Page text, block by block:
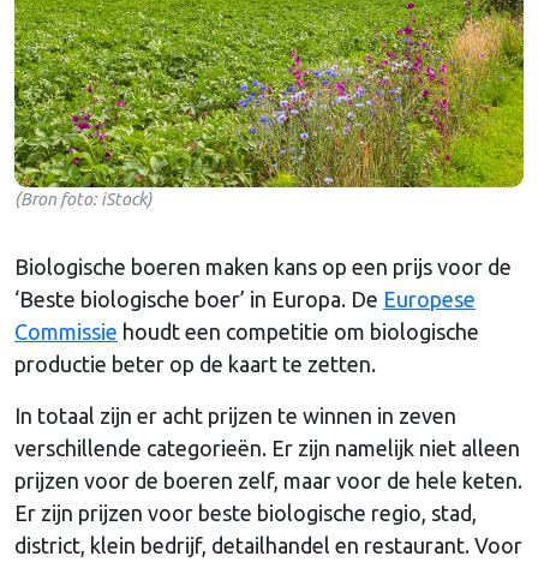
(Bron foto: iStock)
Biologische boeren maken kans op een prijs voor de
‘Beste biologische boer’ in Europa. De Europese
Commissie houdt een competitie om biologische
productie beter op de kaart te zetten.
In totaal zijn er acht prijzen te winnen in zeven
verschillende categorieën. Er zijn namelijk niet alleen
prijzen voor de boeren zelf, maar voor de hele keten.
Er zijn prijzen voor beste biologische regio, stad,
district, klein bedrijf, detailhandel en restaurant. Voor